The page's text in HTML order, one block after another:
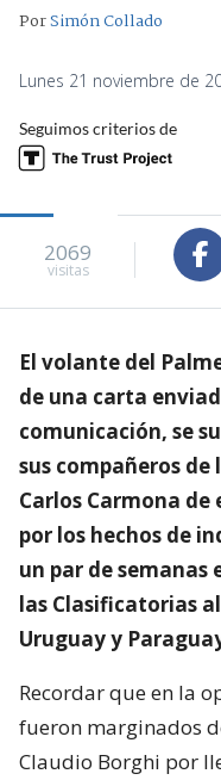
PorSimón Collado
Lunes 21 noviembre de
Seguimos criterios de
2069
visitas
El volante del
de una carta
comunicación, se
sus compañeros
Carlos Carmona
por los hechos de
un par de semanas
las Clasificatorias
Uruguay y
Recordar que en la
fueron marginados
Claudio Borghi por